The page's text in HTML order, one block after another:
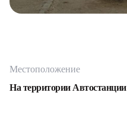
Местоположение
На территории Автостанции